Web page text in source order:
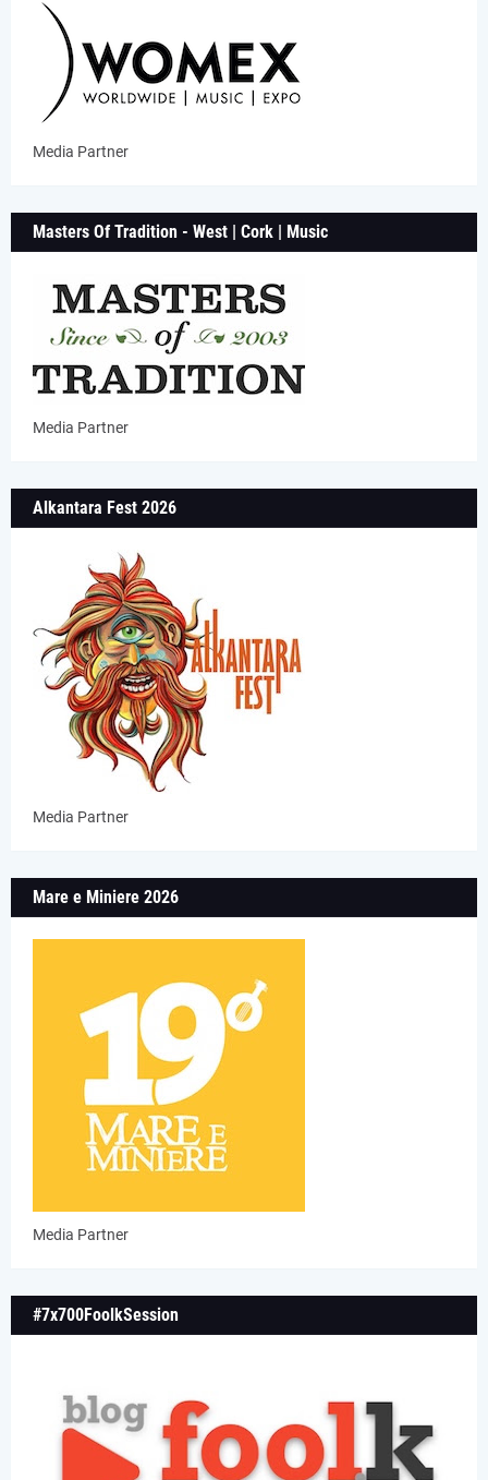
Media Partner
Masters Of Tradition - West | Cork | Music
Media Partner
Alkantara Fest 2026
Media Partner
Mare e Miniere 2026
Media Partner
#7x700FoolkSession